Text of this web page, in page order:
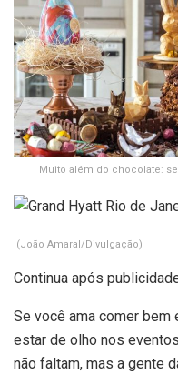
Muito além do chocolate:
(João Amaral/Divulgação)
Continua após
Se você ama comer bem
estar de olho nos
não faltam, mas a gente